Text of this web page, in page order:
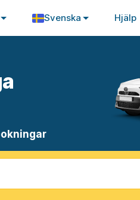
Svenska Hjälp